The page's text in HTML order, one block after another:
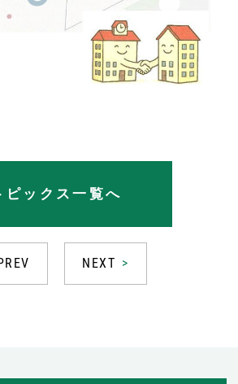
ピックス一覧へ
NEXT